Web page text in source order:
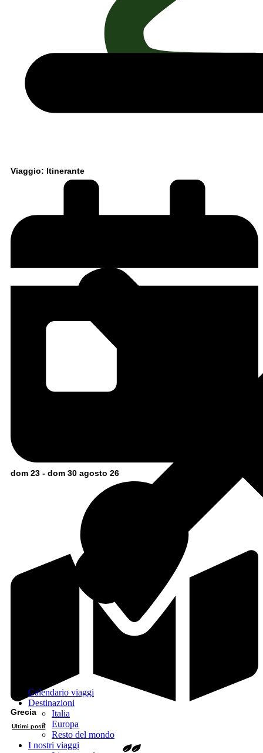
Calendario viaggi
Destinazioni
Italia
Europa
Resto del mondo
I nostri viaggi
Viaggio: Itinerante
dom 23 - dom 30 agosto 26
Grecia
Ultimi posti